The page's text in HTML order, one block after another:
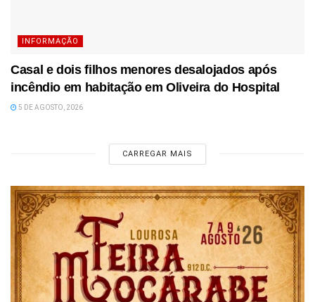
INFORMAÇÃO
Casal e dois filhos menores desalojados após
incêndio em habitação em Oliveira do Hospital
5 DE AGOSTO, 2026
CARREGAR MAIS